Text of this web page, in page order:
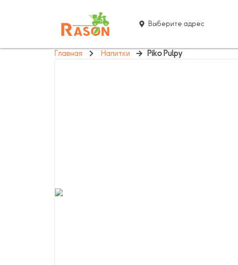
Выберите адрес
Главная Напитки Piko Pulpy